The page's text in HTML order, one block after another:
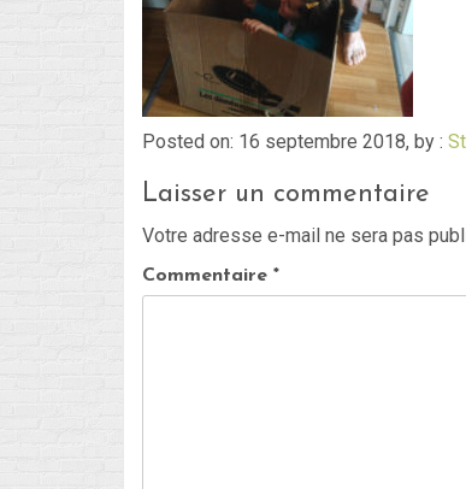
Posted on: 16 septembre 2018, by :
Laisser un commentaire
Votre adresse e-mail ne sera pas
Commentaire *